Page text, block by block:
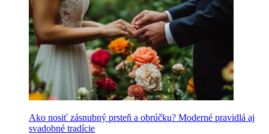
Ako nosiť zásnubný prsteň a obrúčku? Moderné pravidlá aj
svadobné tradície